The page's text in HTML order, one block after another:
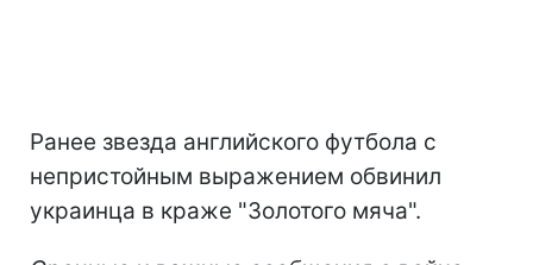
Ранее звезда английского футбола с
непристойным выражением обвинил
украинца в краже "Золотого мяча".